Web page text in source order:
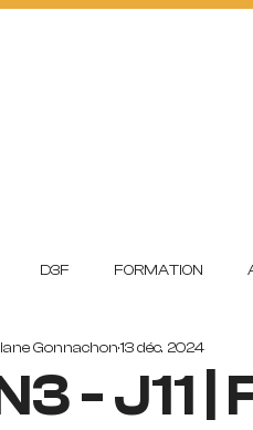
D3F FORMATION
- J11
Gonnachon13 déc. 2024